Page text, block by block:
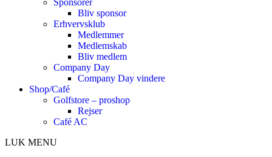
Sponsorer
Bliv sponsor
Erhvervsklub
Medlemmer
Medlemskab
Bliv medlem
Company Day
Company Day vindere
Shop/Café
Golfstore – proshop
Rejser
Café AC
LUK MENU